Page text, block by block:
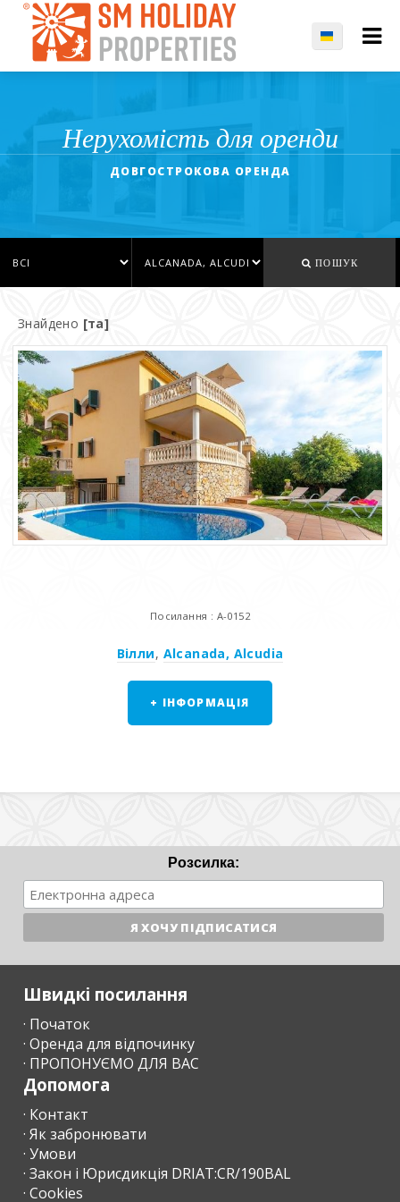
Нерухомість для оренди
ДОВГОСТРОКОВА ОРЕНДА
ПОШУК
Знайдено [та]
Посилання : A-0152
Вілли, Alcanada, Alcudia
+ ІНФОРМАЦІЯ
Розсилка:
Швидкі посилання
· Початок
· Оренда для відпочинку
· ПРОПОНУЄМО ДЛЯ ВАС
Допомога
· Контакт
· Як забронювати
· Умови
· Закон і Юрисдикція DRIAT:CR/190BAL
· Cookies